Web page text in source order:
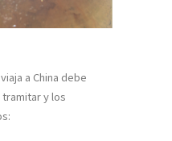
a China debe
y los